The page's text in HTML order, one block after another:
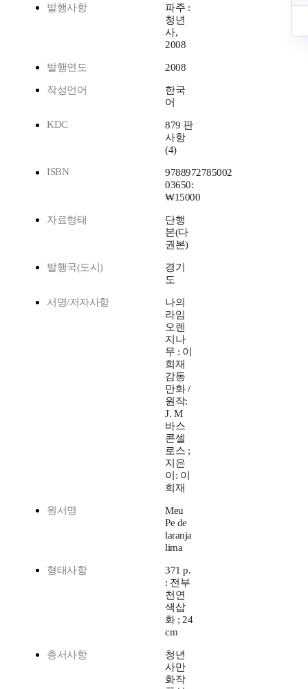
발행사항
파주 :
청년
사,
2008
발행연도 2008
작성언어
한국
어
KDC
879 판
사항
(4)
ISBN
9788972785002
03650:
₩15000
자료형태
단행
본(다
권본)
발행국(도시)
경기
도
서명/저자사항
나의
라임
오렌
지나
무 : 이
희재
감동
만화 /
원작:
J. M
바스
콘셀
로스 ;
지은
이: 이
희재
원서명
Meu
Pe de
laranja
lima
형태사항
371 p.
: 전부
천연
색삽
화 ; 24
cm
총서사항
청년
사만
화작